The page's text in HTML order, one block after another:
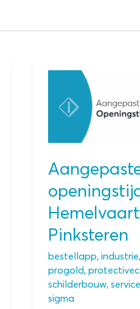
Pinksteren
bestellapp,industrie,
progold,
schilderbouw,
sigma